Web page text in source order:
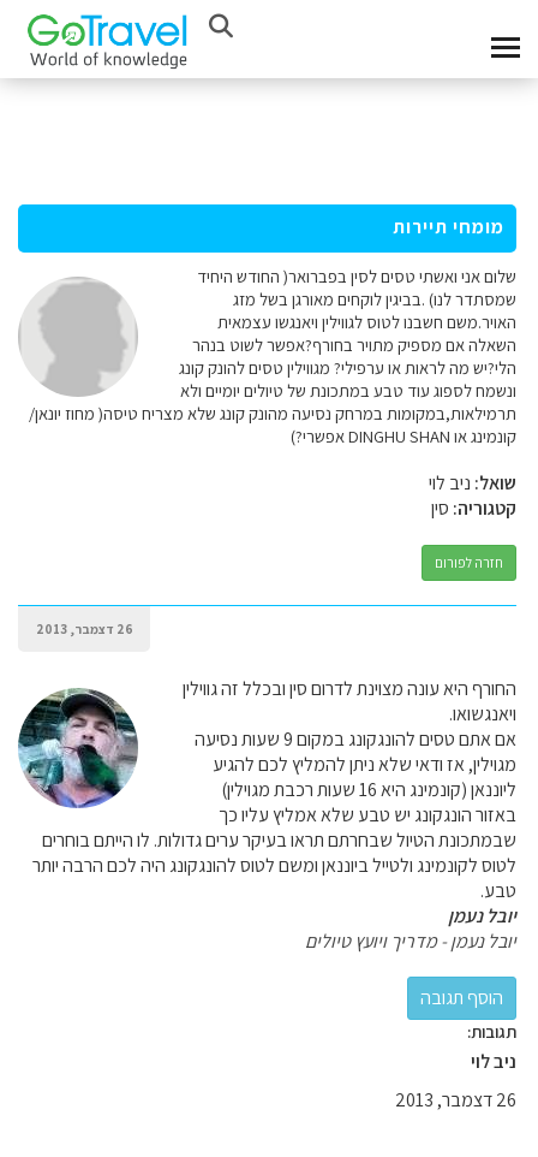
מומחי תיירות
שלום אני ואשתי טסים לסין בפברואר( החודש היחיד
שמסתדר לנו) .בביגין לוקחים מאורגן בשל מזג
האויר.משם חשבנו לטוס לגווילין ויאנגשו עצמאית
השאלה אם מספיק מתויר בחורף?אפשר לשוט בנהר
הלי?יש מה לראות או ערפילי? מגווילין טסים להונק קונג
ונשמח לספוג עוד טבע במתכונת של טיולים יומיים ולא
תרמילאות,במקומות במרחק נסיעה מהונק קונג שלא מצריח טיסה( מחוז יונאן/
קונמינג או DINGHU SHAN אפשרי?)
שואל: ניב לוי
קטגוריה: סין
חזרה לפורום
26 דצמבר, 2013
החורף היא עונה מצוינת לדרום סין ובכלל זה גווילין
ויאנגשואו.
אם אתם טסים להונגקונג במקום 9 שעות נסיעה
מגוילין, אז ודאי שלא ניתן להמליץ לכם להגיע
ליוננאן (קונמינג היא 16 שעות רכבת מגוילין)
באזור הונגקונג יש טבע שלא אמליץ עליו כך
שבמתכונת הטיול שבחרתם תראו בעיקר ערים גדולות. לו הייתם בוחרים
לטוס לקונמינג ולטייל ביוננאן ומשם לטוס להונגקונג היה לכם הרבה יותר
טבע.
יובל נעמן
יובל נעמן - מדריך ויועץ טיולים
תגובות:
ניב לוי
26 דצמבר, 2013